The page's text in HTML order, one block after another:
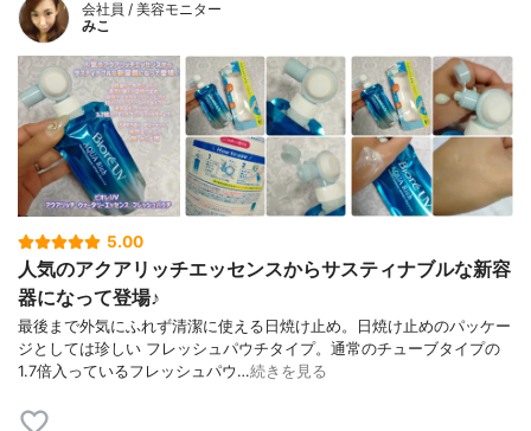
会社員 / 美容モニター
みこ
5.00
人気のアクアリッチエッセンスからサスティナブルな新容
器になって登場♪
最後まで外気にふれず清潔に使える日焼け止め。日焼け止めのパッケー
ジとしては珍しい フレッシュパウチタイプ。通常のチューブタイプの
1.7倍入っているフレッシュパウ…続きを見る